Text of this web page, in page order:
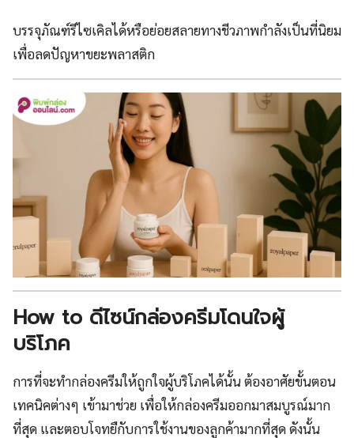
บรรจุภัณฑ์รีไซเคิลได้หรือย่อยสลายทางชีวภาพกำลังเป็นที่นิยม
เพื่อลดปัญหาขยะพลาสติก
How to ดีไซน์กล่องครีมโดนใจผู้
บริโภค
การที่จะทำกล่องครีมให้ถูกใจผู้บริโภคได้นั้น ต้องอาศัยขั้นตอน
เทคนิคต่างๆ เข้ามาช่วย เพื่อให้กล่องครีมออกมาสมบูรณ์มาก
ที่สุด และตอบโจทยืกับการใช้งานของลูกค้ามากที่สุด ดังนั้น